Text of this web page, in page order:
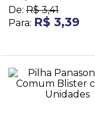
De: R$ 3,41
Para: R$ 3,39